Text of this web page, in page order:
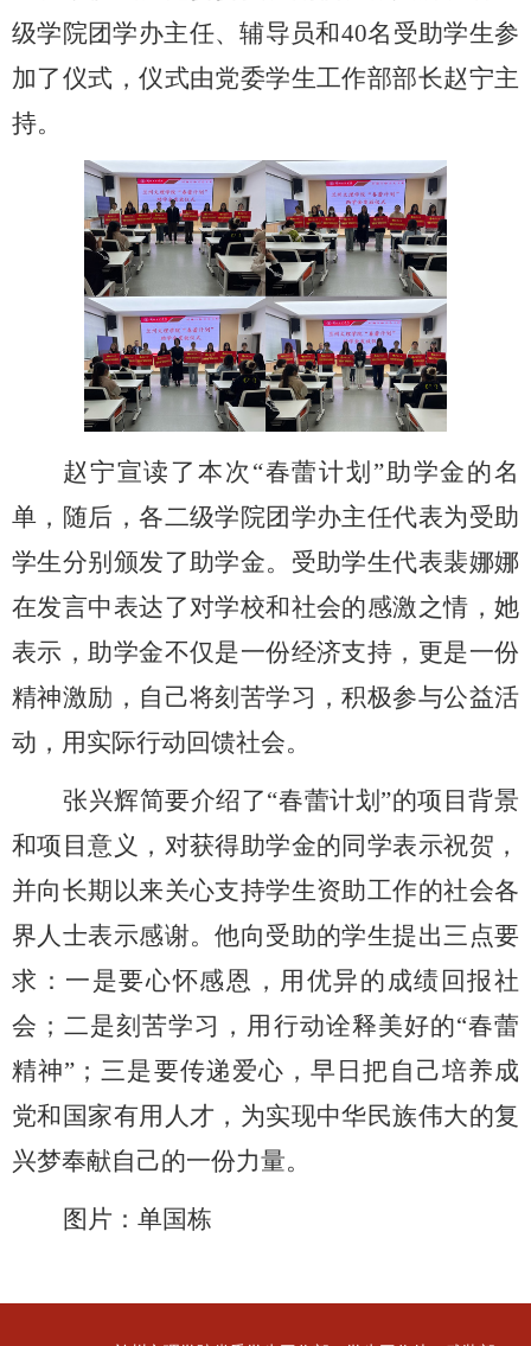
级学院团学办主任、辅导员和40名受助学生参
加了仪式，仪式由党委学生工作部部长赵宁主
持。
赵宁宣读了本次 “春蕾计划”助学金的名
单，随后，各二级学院团学办主任代表为受助
学生分别 颁发了助学金。受助学生代表裴娜娜
在发言中表达了对学校和社会的感激之情，她
表示，助学金不仅是一份经济支持，更是一份
精神激励，自己将刻苦学习，积极参与公益活
动，用实际行动回馈社会。
张兴辉简要介绍了“春蕾计划”的项目背景
和项目意义，对获得助学金的同学表示祝贺，
并向长期以来关心支持学生资助工作的社会各
界人士表示感谢。他向受助的学生提出三点要
求：一是要心怀感恩，用优异的成绩回报社
会；二是刻苦学习，用行动诠释美好的“春蕾
精神”；三是要传递爱心，早日把自己培养成
党和国家有用人才，为实现中华民族伟大的复
兴梦奉献自己的一份力量。
图片：单国栋